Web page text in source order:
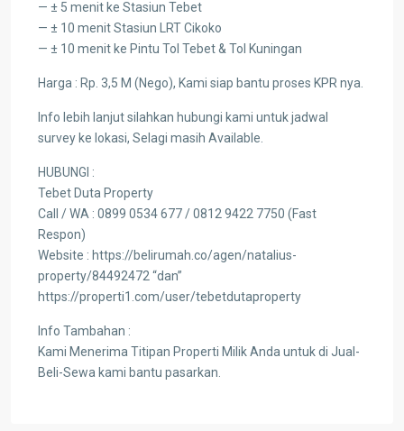
— ± 5 menit ke Stasiun Tebet
— ± 10 menit Stasiun LRT Cikoko
— ± 10 menit ke Pintu Tol Tebet & Tol Kuningan
Harga : Rp. 3,5 M (Nego), Kami siap bantu proses KPR nya.
Info lebih lanjut silahkan hubungi kami untuk jadwal
survey ke lokasi, Selagi masih Available.
HUBUNGI :
Tebet Duta Property
Call / WA : 0899 0534 677 / 0812 9422 7750 (Fast
Respon)
Website : https://belirumah.co/agen/natalius-
property/84492472 “dan”
https://properti1.com/user/tebetdutaproperty
Info Tambahan :
Kami Menerima Titipan Properti Milik Anda untuk di Jual-
Beli-Sewa kami bantu pasarkan.